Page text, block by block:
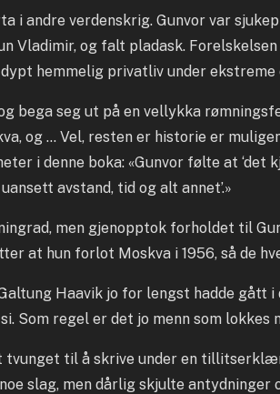
i andre verdenskrig. Gunvor var
Vladimir, og falt pladask.
hemmelig privatliv under ekstreme
bega seg ut på en vellykka
og … Vel, resten er historie er
i denne boka: «Gunvor følte at
avstand, tid og alt annet’.»
men gjenopptok forholdet til
at hun forlot Moskva i 1956, så de
Haavik jo for lengst hadde gått i
Som regel er det jo menn som lokkes
tvunget til å skrive under en
slag, men dårlig skjulte antydninger